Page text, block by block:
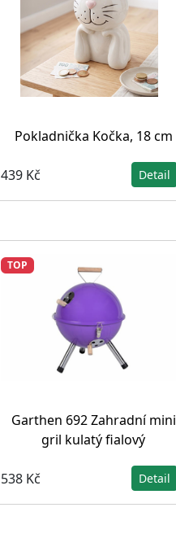
Pokladnička Kočka, 18 cm
439 Kč Detail
TOP
Garthen 692 Zahradní mini
gril kulatý fialový
538 Kč Detail